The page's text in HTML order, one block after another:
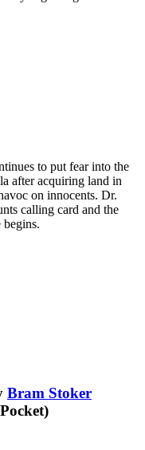
to put fear into the
after acquiring land in
on innocents. Dr.
calling card and the
Bram Stoker